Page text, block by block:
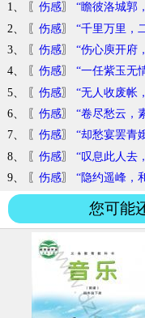
1、 〖 伤感〗 “瞻彼洛城郭
2、 〖 伤感〗 “千里万里，
3、 〖 伤感〗 “伤心庾开府
4、 〖 伤感〗 “一任紫玉无
5、 〖 伤感〗 “无人收废帐
6、 〖 伤感〗 “卷尽愁云，
7、 〖 伤感〗 “却愁宴罢青
8、 〖 伤感〗 “叹息此人去
9、 〖 伤感〗 “隐约遥峰，
您可能